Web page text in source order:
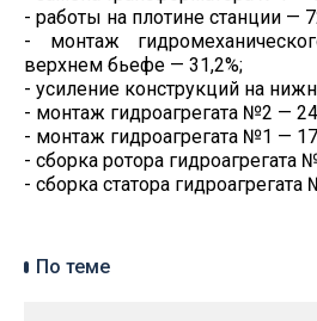
- работы на плотине станции —
- монтаж
верхнем бьефе — 31,2%;
- усиление конструкций на
- монтаж гидроагрегата №2 —
- монтаж гидроагрегата №1 —
- сборка ротора гидроагрегата
- сборка статора
По теме